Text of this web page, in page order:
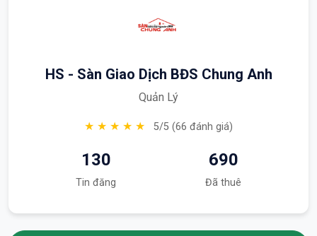
HS - Sàn Giao Dịch BĐS Chung Anh
Quản Lý
★ ★ ★ ★ ★ 5/5 (66 đánh giá)
130
Tin đăng
690
Đã thuê